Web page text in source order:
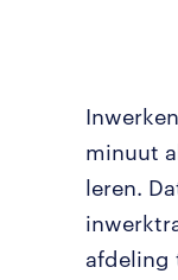
minuut
leren.
afdeling